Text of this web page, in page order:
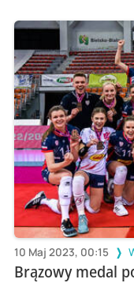
10 Maj 2023, 00:15
Brązowy medal